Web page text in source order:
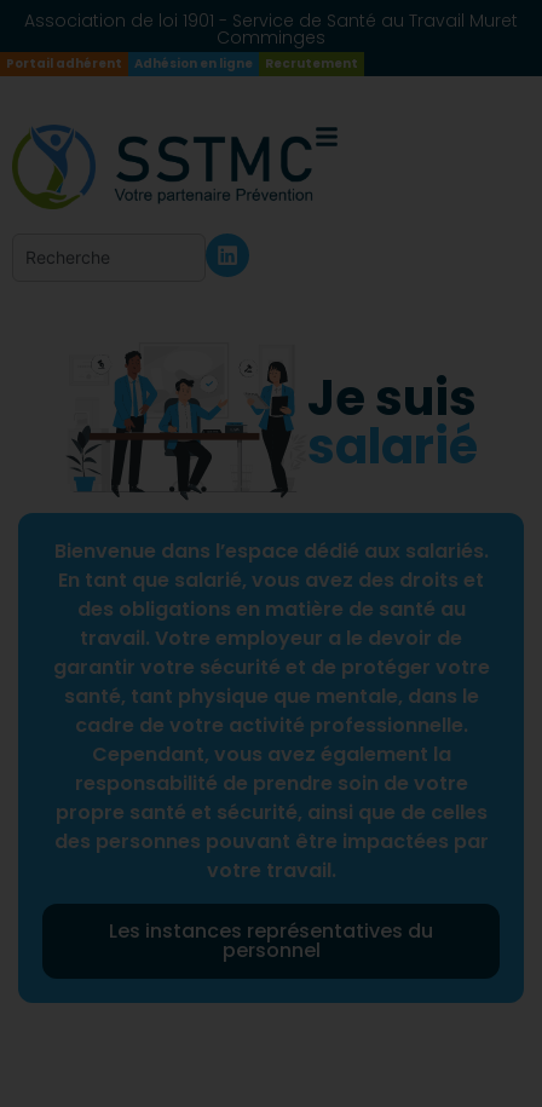
Association de loi 1901 - Service de Santé au Travail Muret
Comminges
Portail adhérent Adhésion en ligne Recrutement
Je suis
salarié
Bienvenue dans l’espace dédié aux salariés.
En tant que salarié, vous avez des droits et
des obligations en matière de santé au
travail. Votre employeur a le devoir de
garantir votre sécurité et de protéger votre
santé, tant physique que mentale, dans le
cadre de votre activité professionnelle.
Cependant, vous avez également la
responsabilité de prendre soin de votre
propre santé et sécurité, ainsi que de celles
des personnes pouvant être impactées par
votre travail.
Les instances représentatives du
personnel